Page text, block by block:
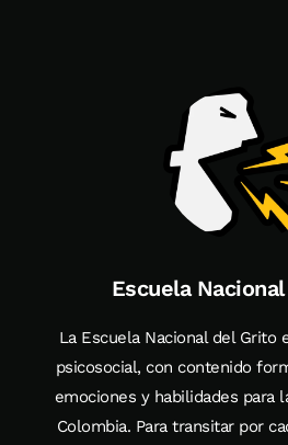
Escuela
La Escuela Nacional del Grito
psicosocial, con contenido
emociones y habilidades para
Colombia. Para transitar por